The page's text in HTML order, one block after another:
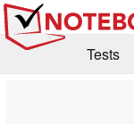
Tests